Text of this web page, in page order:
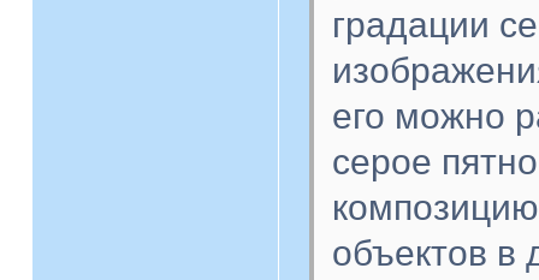
градации
его можно
серое
объектов в